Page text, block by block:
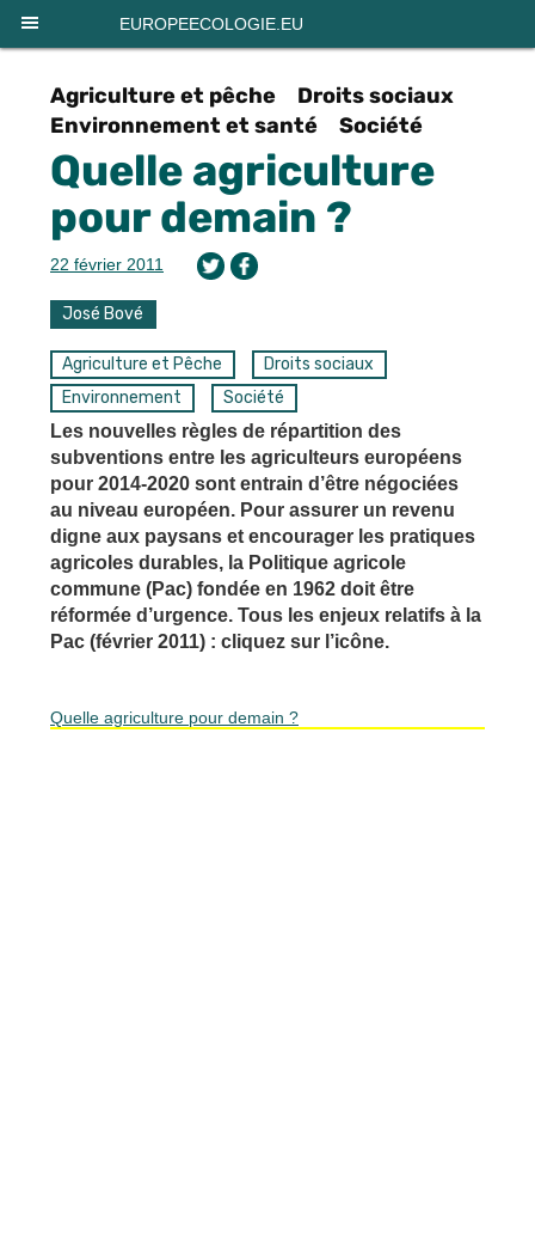
EUROPEECOLOGIE.EU
Agriculture et pêche
Droits sociaux
Environnement et santé
Société
Quelle agriculture
pour demain ?
22 février 2011
José Bové
Agriculture et Pêche
Droits sociaux
Environnement
Société
Les nouvelles règles de répartition des
subventions entre les agriculteurs européens
pour 2014-2020 sont entrain d’être négociées
au niveau européen. Pour assurer un revenu
digne aux paysans et encourager les pratiques
agricoles durables, la Politique agricole
commune (Pac) fondée en 1962 doit être
réformée d’urgence. Tous les enjeux relatifs à la
Pac (février 2011) : cliquez sur l’icône.
Quelle agriculture pour demain ?